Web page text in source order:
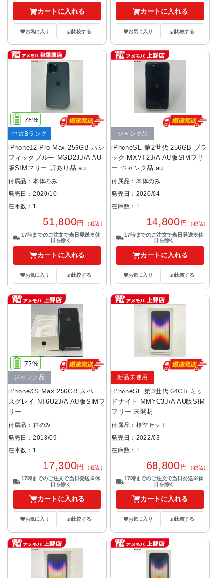
カートに入れる
お気に入り 比較する
カートに入れる
お気に入り 比較する
iPhone12 Pro Max 256GB パシ
フィックブルー MGD23J/A AU
版SIMフリー 訳あり品 au
78%
中古Bランク
付属品：本体のみ
発売日：2020/10
在庫数：1
51,800円 （税込）
17時までのご注文で当日発送※休
日を除く
カートに入れる
お気に入り 比較する
iPhoneSE 第2世代 256GB ブラ
ック MXVT2J/A AU版SIMフリ
ー ジャンク品 au
ジャンク品
付属品：本体のみ
発売日：2020/04
在庫数：1
14,800円 （税込）
17時までのご注文で当日発送※休
日を除く
カートに入れる
お気に入り 比較する
iPhoneXS Max 256GB スペー
スグレイ NT6U2J/A AU版SIMフ
リー
77%
ジャンク品
付属品：箱のみ
発売日：2018/09
在庫数：1
17,300円 （税込）
17時までのご注文で当日発送※休
日を除く
カートに入れる
お気に入り 比較する
iPhoneSE 第3世代 64GB ミッ
ドナイト MMYC3J/A AU版SIM
フリー 未開封
新品未使用
付属品：標準セット
発売日：2022/03
在庫数：1
68,800円 （税込）
17時までのご注文で当日発送※休
日を除く
カートに入れる
お気に入り 比較する